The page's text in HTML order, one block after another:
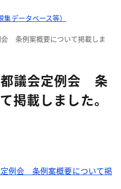
データベース等）
条例案概要について掲載しま
議会定例会 条
掲載しました。
例会 条例案概要について掲